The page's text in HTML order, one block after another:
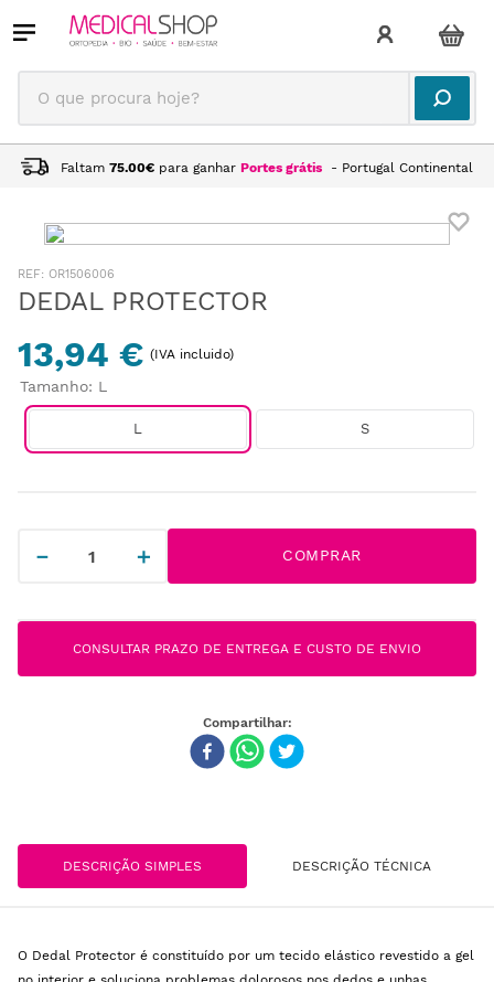
O que procura hoje?
Faltam 75.00€ para ganhar Portes grátis - Portugal Continental
: OR1506006
DEDAL PROTECTOR
13,94 € (IVA incluido)
Tamanho: L
L S
＋
－ COMPRAR
CONSULTAR PRAZO DE ENTREGA E CUSTO DE ENVIO
DESCRIÇÃO SIMPLES DESCRIÇÃO TÉCNICA
O Dedal Protector é constituído por um tecido elástico revestido a gel